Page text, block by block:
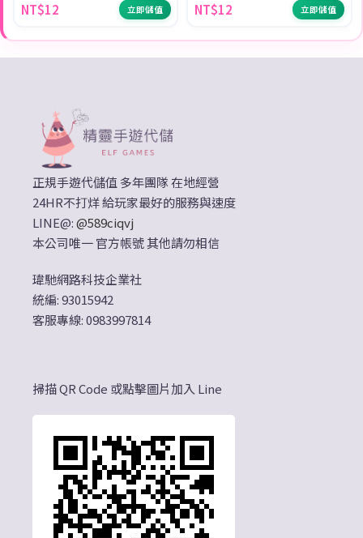
NT$12 立即儲值 NT$12 立即儲值
正規手遊代儲值 多年團隊 在地經營
24HR不打烊 給玩家最好的服務與速度
LINE@:@589ciqvj
本公司唯一 官方帳號 其他請勿相信
瑋馳網路科技企業社
統編: 93015942
客服專線: 0983997814
掃描 QR Code 或點擊圖片加入 Line